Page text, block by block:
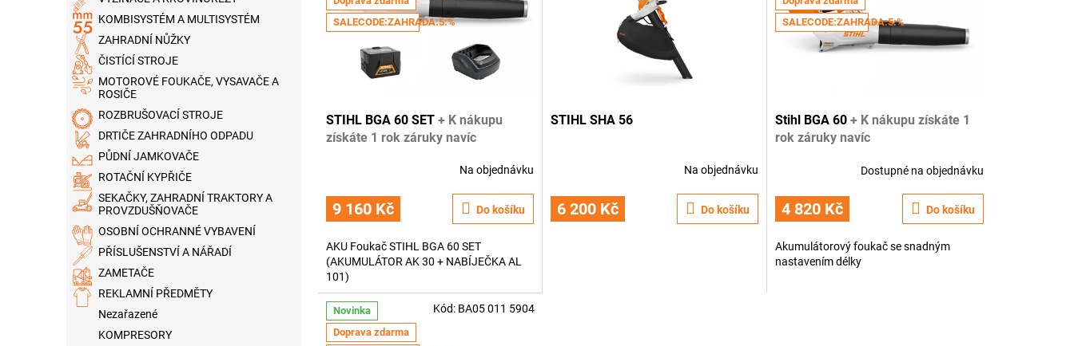
KOMBISYSTÉM A MULTISYSTÉM
ZAHRADNÍ NŮŽKY
ČISTÍCÍ STROJE
MOTOROVÉ FOUKAČE, VYSAVAČE A
ROSIČE
ROZBRUŠOVACÍ STROJE
DRTIČE ZAHRADNÍHO ODPADU
PŮDNÍ JAMKOVAČE
ROTAČNÍ KYPŘIČE
SEKAČKY, ZAHRADNÍ TRAKTORY A
PROVZDUŠŇOVAČE
OSOBNÍ OCHRANNÉ VYBAVENÍ
PŘÍSLUŠENSTVÍ A NÁŘADÍ
ZAMETAČE
REKLAMNÍ PŘEDMĚTY
Nezařazené
KOMPRESORY
SALECODE:ZAHRADA:5:%
STIHL BGA 60 SET + K nákupu
získáte 1 rok záruky navíc
Na objednávku
9 160 Kč Do košíku
AKU Foukač STIHL BGA 60 SET
(AKUMULÁTOR AK 30 + NABÍJEČKA AL
101)
STIHL SHA 56
produktu
Na objednávku
6 200 Kč Do košíku
SALECODE:ZAHRADA:5:%
Stihl BGA 60 + K nákupu získáte 1
rok záruky navíc
Dostupné na objednávku
4 820 Kč Do košíku
Akumulátorový foukač se snadným
nastavením délky
Novinka
Doprava zdarma
Kód: BA05 011 5904